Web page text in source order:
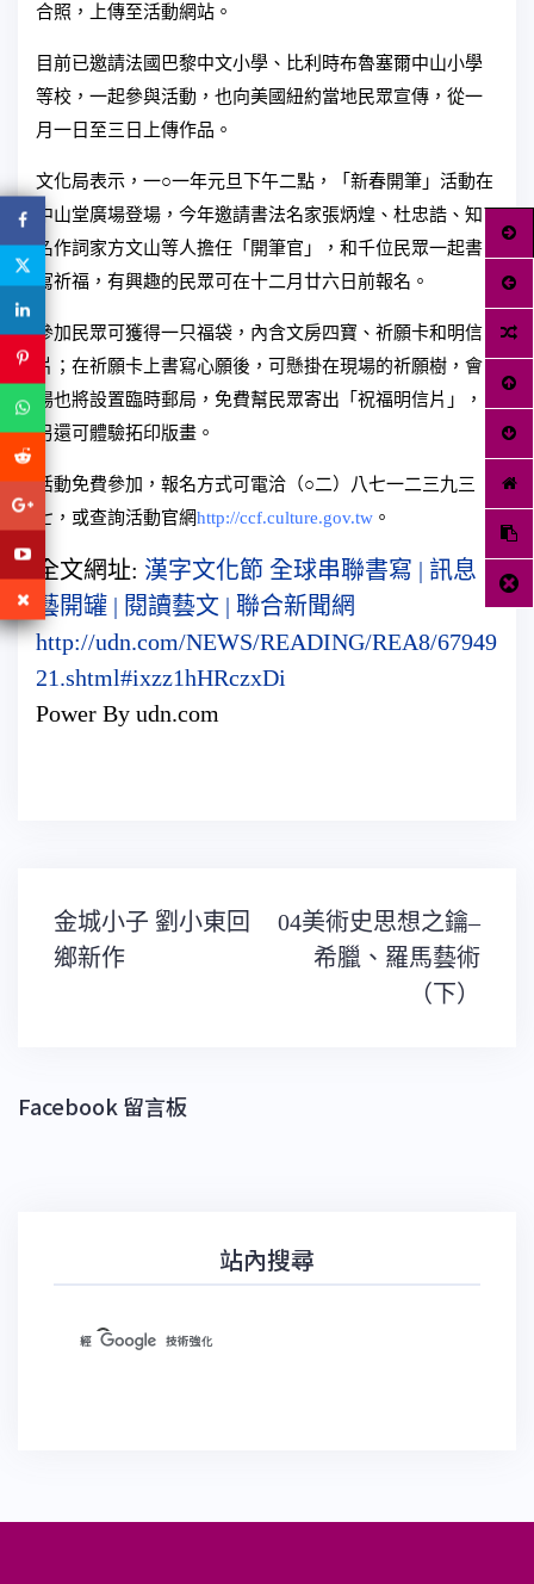
合照，上傳至活動網站。
目前已邀請法國巴黎中文小學、比利時布魯塞爾中山小學
等校，一起參與活動，也向美國紐約當地民眾宣傳，從一
月一日至三日上傳作品。
文化局表示，一○一年元旦下午二點，「新春開筆」活動在
中山堂廣場登場，今年邀請書法名家張炳煌、杜忠誥、知
名作詞家方文山等人擔任「開筆官」，和千位民眾一起書
寫祈福，有興趣的民眾可在十二月廿六日前報名。
參加民眾可獲得一只福袋，內含文房四寶、祈願卡和明信
片；在祈願卡上書寫心願後，可懸掛在現場的祈願樹，會
場也將設置臨時郵局，免費幫民眾寄出「祝福明信片」，
另還可體驗拓印版畫。
活動免費參加，報名方式可電洽（○二）八七一二三九三
七，或查詢活動官網http://ccf.culture.gov.tw 。
全文網址: 漢字文化節 全球串聯書寫 | 訊息
藝開罐 | 閱讀藝文 | 聯合新聞網
http://udn.com/NEWS/READING/REA8/67949
21.shtml#ixzz1hHRczxDi
Power By udn.com
文
章
導
金城小子 劉小東回
鄉新作
04美術史思想之鑰–
希臘、羅馬藝術
（下）
Facebook 留言板
站內搜尋